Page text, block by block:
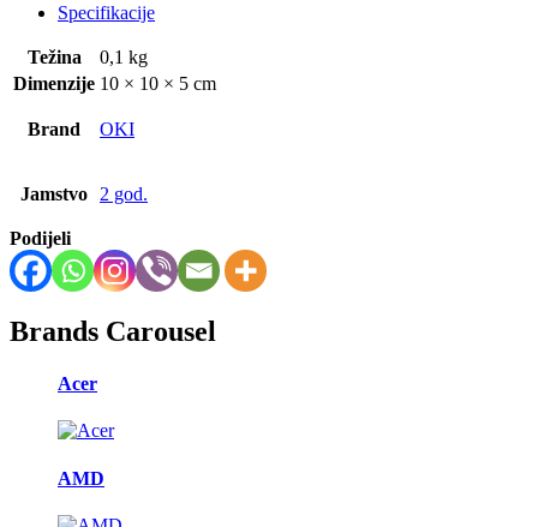
Specifikacije
Težina
0,1 kg
Dimenzije 10 × 10 × 5 cm
Brand OKI
Jamstvo 2 god.
Podijeli
Brands Carousel
Acer
AMD